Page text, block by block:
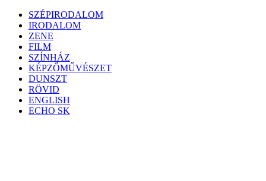
Skip
content
SZÉPIRODALOM
IRODALOM
ZENE
FILM
SZÍNHÁZ
KÉPZŐMŰVÉSZET
DUNSZT
RÖVID
ENGLISH
ECHO SK